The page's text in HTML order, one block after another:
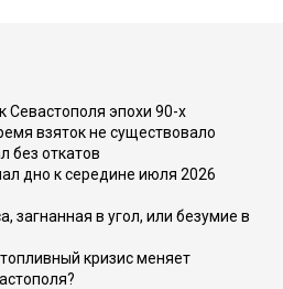
Севастополя эпохи 90-х
взяток не существовало
без откатов
дно к середине июля 2026
загнанная в угол, или безумие в
кризис меняет